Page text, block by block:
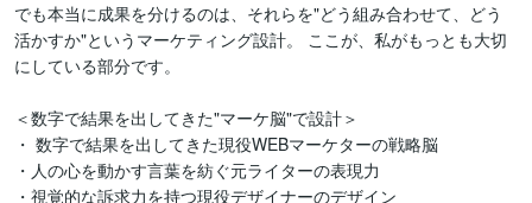
でも本当に成果を分けるのは、それらを"どう組み合わせて、どう
活かすか"というマーケティング設計。 ここが、私がもっとも大切
にしている部分です。
＜数字で結果を出してきた"マーケ脳"で設計＞
・ 数字で結果を出してきた現役WEBマーケターの戦略脳
・人の心を動かす言葉を紡ぐ元ライターの表現力
・視覚的な訴求力を持つ現役デザイナーのデザイン